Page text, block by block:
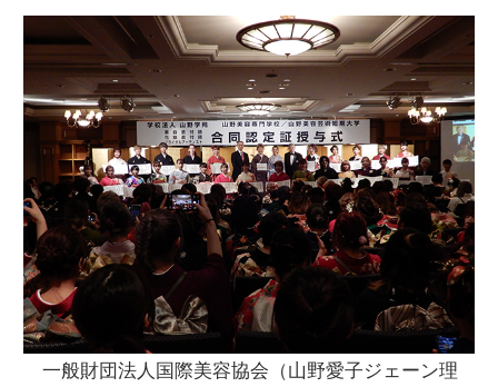
一般財団法人国際美容協会（山野愛子ジェーン理